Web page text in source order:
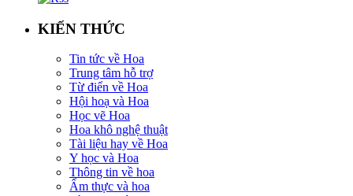
KIẾN THỨC
Tin tức về Hoa
Trung tâm hỗ trợ
Từ điển về Hoa
Hội hoạ và Hoa
Học vẽ Hoa
Hoa khô nghệ thuật
Tài liệu hay về Hoa
Y học và Hoa
Thông tin về hoa
Ẩm thực và hoa